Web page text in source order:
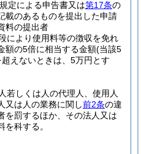
定による申告書又は第17条の
載のあるものを提出した申請
料の提出者
により使用料等の徴収を免れ
額の5倍に相当する金額(当該5
えないときは、5万円とす
若しくは人の代理人、使用人
又は人の業務に関し前2条の違
を罰するほか、その法人又は
を科する。